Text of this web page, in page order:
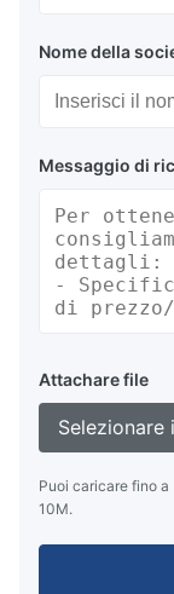
Nome della
Messaggio di
Attachare file
Selezionare
Puoi caricare fino a
10M.